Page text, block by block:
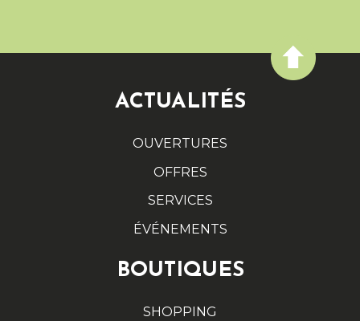
ACTUALITÉS
OUVERTURES
OFFRES
SERVICES
ÉVÉNEMENTS
BOUTIQUES
SHOPPING